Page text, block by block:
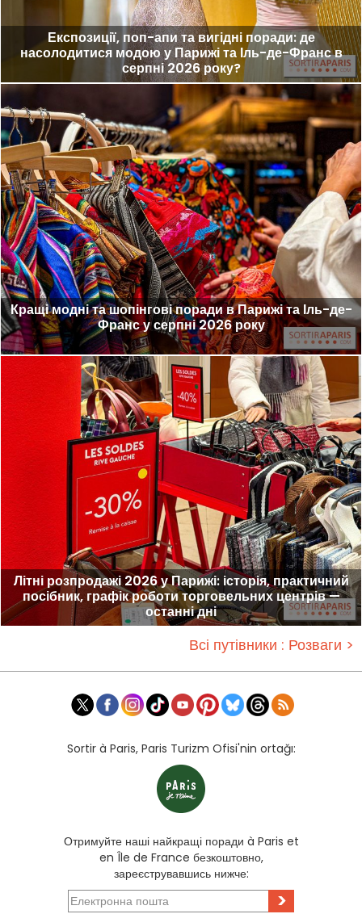
Експозиції, поп-апи та вигідні поради: де
насолодитися модою у Парижі та Іль-де-Франс в
серпні 2026 року?
Кращі модні та шопінгові поради в Парижі та Іль-де-
Франс у серпні 2026 року
Літні розпродажі 2026 у Парижі: історія, практичний
посібник, графік роботи торговельних центрів —
останні дні
Всі путівники : Розваги >
Sortir à Paris, Paris Turizm Ofisi'nin ortağı:
Отримуйте наші найкращі поради à Paris et
en Île de France безкоштовно,
зареєструвавшись нижче:
>